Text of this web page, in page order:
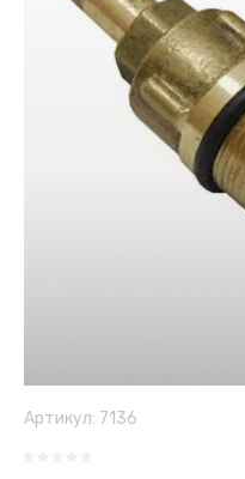
Артикул: 7136